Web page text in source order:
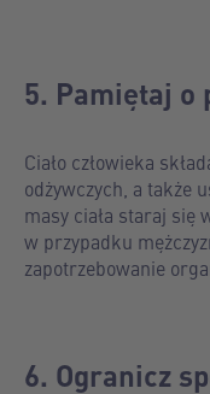
5. Pamiętaj o
Ciało człowieka
odżywczych, a także
masy ciała staraj się
w przypadku
zapotrzebowanie
6. Ogranicz